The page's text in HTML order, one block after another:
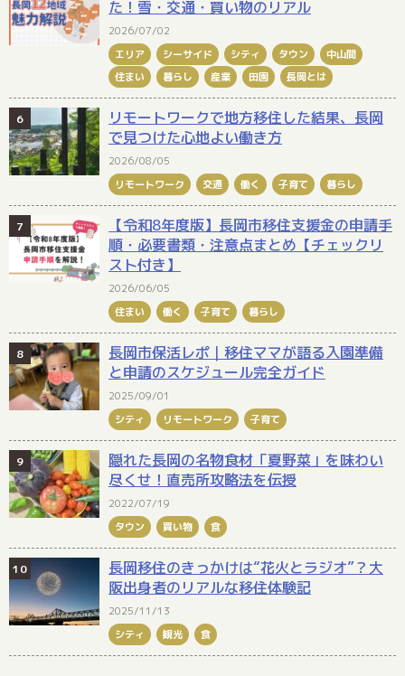
た！雪・交通・買い物のリアル
2026/07/02
エリア
シーサイド シティ タウン
中山間
住まい
暮らし 産業 田園 長岡とは
リモートワークで地方移住した結果、長岡
で見つけた心地よい働き方
2026/08/05
リモートワーク
交通 働く 子育て 暮らし
【令和8年度版】長岡市移住支援金の申請手
順・必要書類・注意点まとめ【チェックリ
スト付き】
2026/06/05
住まい
働く 子育て 暮らし
長岡市保活レポ｜移住ママが語る入園準備
と申請のスケジュール完全ガイド
2025/09/01
シティ
リモートワーク 子育て
隠れた長岡の名物食材「夏野菜」を味わい
尽くせ！直売所攻略法を伝授
2022/07/19
タウン
買い物 食
長岡移住のきっかけは“花火とラジオ”？大
阪出身者のリアルな移住体験記
2025/11/13
シティ
観光 食